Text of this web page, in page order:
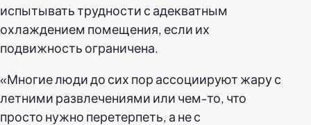
испытывать трудности с адекватным
охлаждением помещения, если их
подвижность ограничена.
«Многие люди до сих пор ассоциируют жару с
летними развлечениями или чем-то, что
просто нужно перетерпеть, а не с